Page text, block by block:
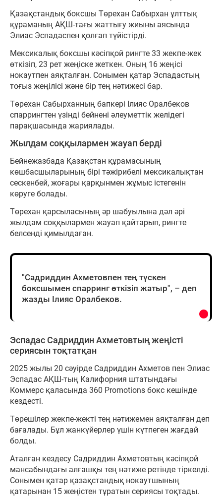
Қазақстандық боксшы Төрехан Сабырхан ұлттық
құраманың АҚШ-тағы жаттығу жиыны аясында
Элиас Эспадаспен қолғап түйістірді.
Мексикалық боксшы кәсіпқой рингте 33 жекпе-жек
өткізіп, 23 рет жеңіске жеткен. Оның 16 жеңісі
нокаутпен аяқталған. Сонымен қатар Эспадастың
тоғыз жеңілісі және бір тең нәтижесі бар.
Төрехан Сабырханның бапкері Ілияс Оралбеков
спаррингтен үзінді бейнені әлеуметтік желідегі
парақшасында жариялады.
Жылдам соққылармен жауап берді
Бейнежазбада Қазақстан құрамасының
көшбасшыларының бірі тәжірибелі мексикалықтан
сескенбей, жоғары қарқынмен жұмыс істегенін
көруге болады.
Төрехан қарсыласының әр шабуылына дәл әрі
жылдам соққылармен жауап қайтарып, рингте
белсенді қимылдаған.
"Садриддин Ахметовпен тең түскен
боксшымен спарринг өткізіп жатыр", – деп
жазды Ілияс Оралбеков.
Эспадас Садриддин Ахметовтың жеңісті
сериясын тоқтатқан
2025 жылы 20 сәуірде Садриддин Ахметов пен Элиас
Эспадас АҚШ-тың Калифорния штатындағы
Коммерс қаласында 360 Promotions бокс кешінде
кездесті.
Төрешілер жекпе-жекті тең нәтижемен аяқталған деп
бағалады. Бұл жанкүйерлер үшін күтпеген жағдай
болды.
Аталған кездесу Садриддин Ахметовтың кәсіпқой
мансабындағы алғашқы тең нәтиже ретінде тіркелді.
Сонымен қатар қазақстандық нокаутшының
қатарынан 15 жеңістен тұратын сериясы тоқтады.